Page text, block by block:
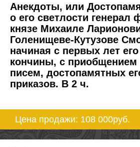
Анекдоты, или
о его светлости
князе Михаиле
Голенищеве-Кутузове
начиная с первых лет
кончины, с приобщением
писем, достопамятных
приказов. В 2 ч.
Цена продажи: 108 000руб.